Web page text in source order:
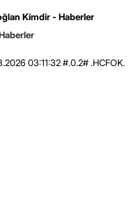
Kimdir - Haberler
03:11:32 #.0.2# .HCFOK.